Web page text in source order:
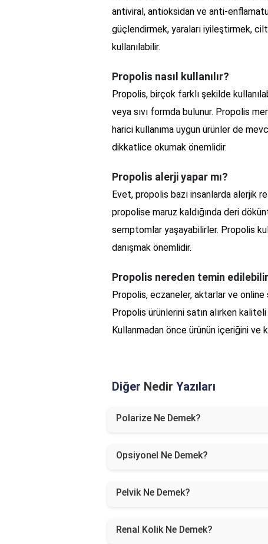
antiviral, antioksidan ve anti-
güçlendirmek, yaraları iyileştirmek, cilt
kullanılabilir.
Propolis nasıl kullanılır?
Propolis, birçok farklı şekilde
veya sıvı formda bulunur. Propolis
harici kullanıma uygun ürünler de
dikkatlice okumak önemlidir.
Propolis alerji yapar mı?
Evet, propolis bazı insanlarda alerjik
propolise maruz kaldığında deri
semptomlar yaşayabilirler. Propolis
danışmak önemlidir.
Propolis nereden temin
Propolis, eczaneler, aktarlar ve
Propolis ürünlerini satın alırken
Kullanmadan önce ürünün içeriğini ve
Diğer Nedir Yazıları
Polarize Ne Demek?
Opsiyonel Ne Demek?
Pelvik Ne Demek?
Renal Kolik Ne Demek?